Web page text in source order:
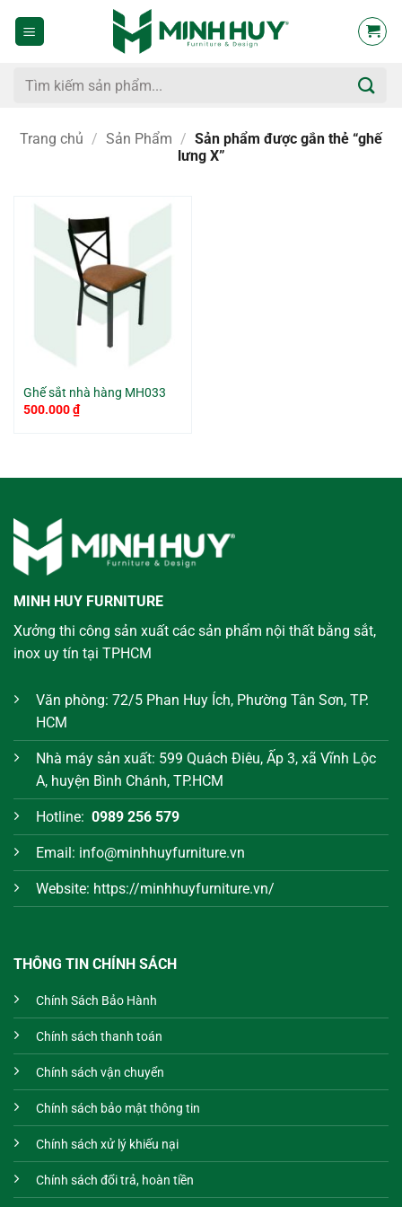
dung
Tìm
Trang chủ / Sản Phẩm / Sản phẩm được gắn thẻ “ghế
lưng X”
Ghế sắt nhà hàng MH033
500.000₫
MINH HUY FURNITURE
Xưởng thi công sản xuất các sản phẩm nội thất bằng sắt,
inox uy tín tại TPHCM
Văn phòng: 72/5 Phan Huy Ích, Phường Tân Sơn, TP.
HCM
Nhà máy sản xuất: 599 Quách Điêu, Ấp 3, xã Vĩnh Lộc
A, huyện Bình Chánh, TP.HCM
Hotline: 0989 256 579
Email: info@minhhuyfurniture.vn
Website: https://minhhuyfurniture.vn/
THÔNG TIN CHÍNH SÁCH
Chính Sách Bảo Hành
Chính sách thanh toán
Chính sách vận chuyển
Chính sách bảo mật thông tin
Chính sách xử lý khiếu nại
Chính sách đổi trả, hoàn tiền